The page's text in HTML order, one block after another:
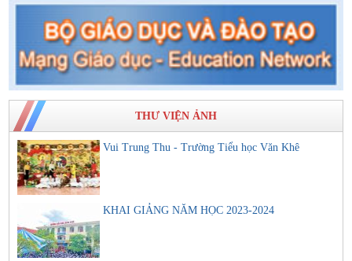
THƯ VIỆN ẢNH
Vui Trung Thu - Trường Tiểu học Văn Khê
KHAI GIẢNG NĂM HỌC 2023-2024